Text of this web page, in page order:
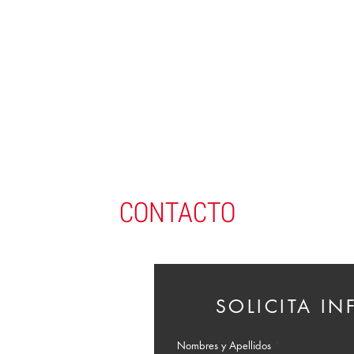
CONTACTO
SOLICITA
Nombres y Apellidos